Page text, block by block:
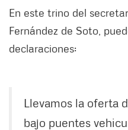
En este trino del
Fernández de Soto,
declaraciones:
Llevamos la oferta
bajo puentes